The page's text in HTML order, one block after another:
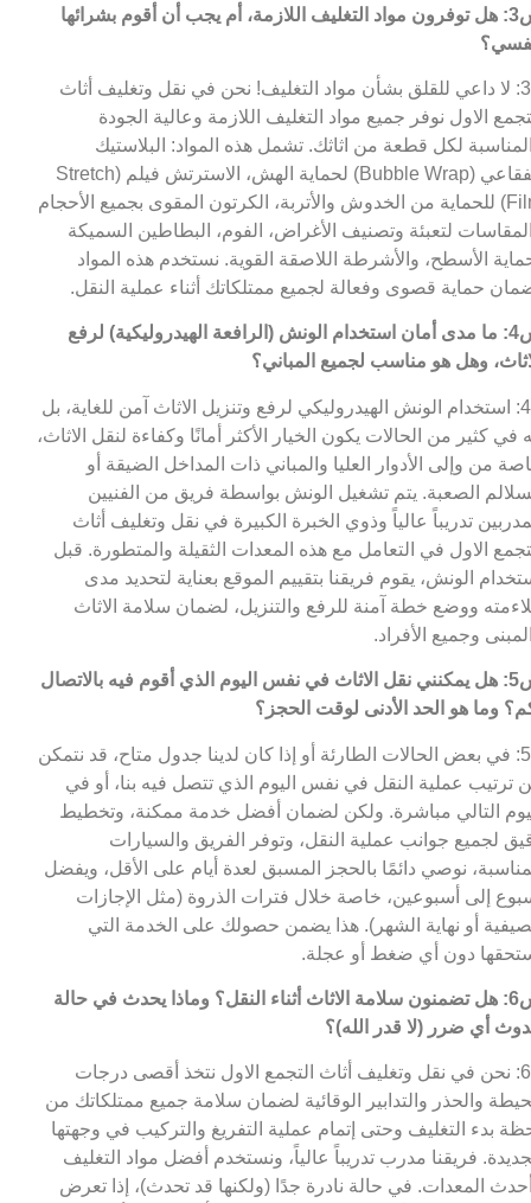
س3: هل توفرون مواد التغليف اللازمة، أم يجب أن أقوم بشرائها
ج3: لا داعي للقلق بشأن مواد التغليف! نحن في نقل وتغليف أثاث
الاول نوفر جميع مواد التغليف اللازمة وعالية الجودة
لكل قطعة من اثاثك. تشمل هذه المواد: البلاستيك
الفقاعي (Bubble Wrap) لحماية الهش، الاسترتش فيلم (Stretch
Film) للحماية من الخدوش والأتربة، الكرتون المقوى بجميع الأحجام
لتعبئة وتصنيف الأغراض، الفوم، البطاطين السميكة
الأسطح، والأشرطة اللاصقة القوية. نستخدم هذه المواد
حماية قصوى وفعالة لجميع ممتلكاتك أثناء عملية النقل.
س4: ما مدى أمان استخدام الونش (الرافعة الهيدروليكية) لرفع
وهل هو مناسب لجميع المباني؟
ج4: استخدام الونش الهيدروليكي لرفع وتنزيل الاثاث آمن للغاية، بل
في كثير من الحالات يكون الخيار الأكثر أمانًا وكفاءة لنقل الاثاث،
من وإلى الأدوار العليا والمباني ذات المداخل الضيقة أو
الصعبة. يتم تشغيل الونش بواسطة فريق من الفنيين
تدريباً عالياً وذوي الخبرة الكبيرة في نقل وتغليف أثاث
الاول في التعامل مع هذه المعدات الثقيلة والمتطورة. قبل
الونش، يقوم فريقنا بتقييم الموقع بعناية لتحديد مدى
ووضع خطة آمنة للرفع والتنزيل، لضمان سلامة الاثاث
وجميع الأفراد.
س5: هل يمكنني نقل الاثاث في نفس اليوم الذي أقوم فيه بالاتصال
وما هو الحد الأدنى لوقت الحجز؟
ج5: في بعض الحالات الطارئة أو إذا كان لدينا جدول متاح، قد نتمكن
ترتيب عملية النقل في نفس اليوم الذي تتصل فيه بنا، أو في
التالي مباشرة. ولكن لضمان أفضل خدمة ممكنة، وتخطيط
لجميع جوانب عملية النقل، وتوفر الفريق والسيارات
نوصي دائمًا بالحجز المسبق لعدة أيام على الأقل، ويفضل
إلى أسبوعين، خاصة خلال فترات الذروة (مثل الإجازات
أو نهاية الشهر). هذا يضمن حصولك على الخدمة التي
دون أي ضغط أو عجلة.
س6: هل تضمنون سلامة الاثاث أثناء النقل؟ وماذا يحدث في حالة
أي ضرر (لا قدر الله)؟
ج6: نحن في نقل وتغليف أثاث التجمع الاول نتخذ أقصى درجات
والحذر والتدابير الوقائية لضمان سلامة جميع ممتلكاتك من
بدء التغليف وحتى إتمام عملية التفريغ والتركيب في وجهتها
فريقنا مدرب تدريباً عالياً، ونستخدم أفضل مواد التغليف
المعدات. في حالة نادرة جدًا (ولكنها قد تحدث)، إذا تعرض